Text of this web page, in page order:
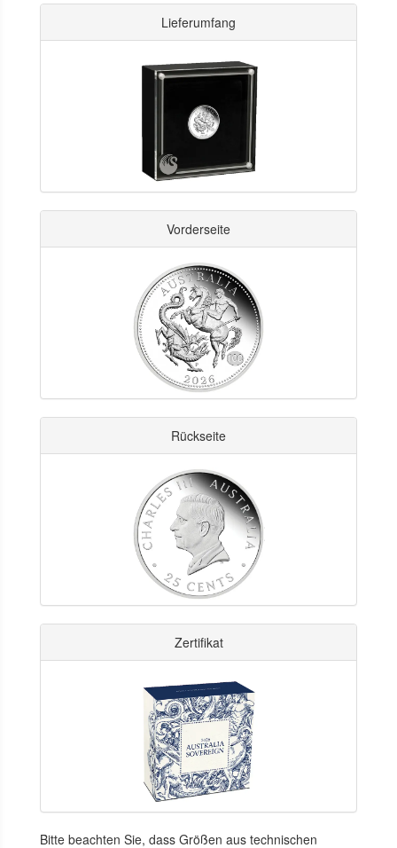
Lieferumfang
Vorderseite
Rückseite
Zertifikat
Bitte beachten Sie, dass Größen aus technischen